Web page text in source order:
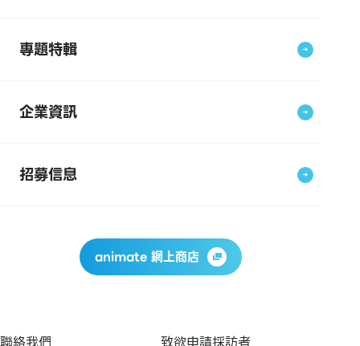
專題特輯
企業資訊
招募信息
animate 網上商店